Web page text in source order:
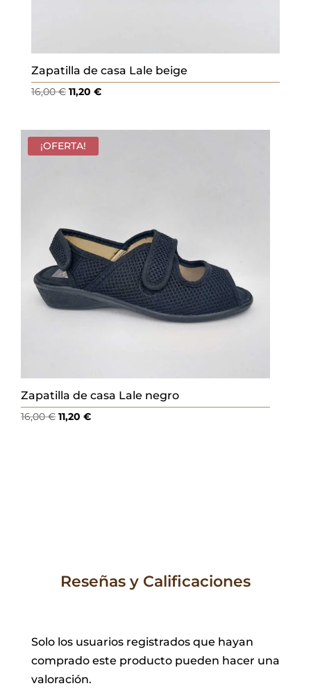
Zapatilla de casa Lale beige
16,00€ El
original
era:
11,20 €El
actual
¡OFERTA!
Zapatilla de casa Lale negro
16,00€El
11,20€El
Reseñas y Calificaciones
Solo los usuarios registrados que hayan
comprado este producto pueden hacer una
valoración.